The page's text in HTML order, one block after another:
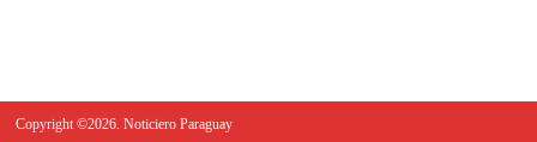
Copyright ©2026. Noticiero Paraguay